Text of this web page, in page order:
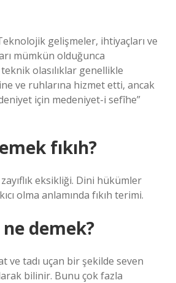
gelişmeler, ihtiyaçları ve
mümkün olduğunca
olasılıklar genellikle
ve ruhlarına hizmet etti, ancak
için medeniyet-i sefîhe”
fıkıh?
eksikliği. Dini hükümler
olma anlamında fıkıh terimi.
demek?
ve tadı uçan bir şekilde seven
bilinir. Bunu çok fazla